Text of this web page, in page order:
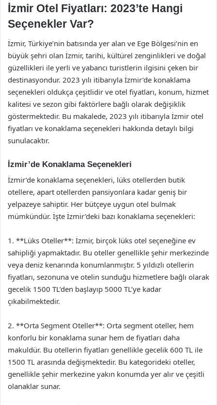
İzmir Otel Fiyatları: 2023’te Hangi
Seçenekler Var?
İzmir, Türkiye’nin batısında yer alan ve Ege Bölgesi’nin en
büyük şehri olan İzmir, tarihi, kültürel zenginlikleri ve doğal
güzellikleri ile yerli ve yabancı turistlerin ilgisini çeken bir
destinasyondur. 2023 yılı itibarıyla İzmir’de konaklama
seçenekleri oldukça çeşitlidir ve otel fiyatları, konum, hizmet
kalitesi ve sezon gibi faktörlere bağlı olarak değişiklik
göstermektedir. Bu makalede, 2023 yılı itibarıyla İzmir otel
fiyatları ve konaklama seçenekleri hakkında detaylı bilgi
sunulacaktır.
İzmir’de Konaklama Seçenekleri
İzmir’de konaklama seçenekleri, lüks otellerden butik
otellere, apart otellerden pansiyonlara kadar geniş bir
yelpazeye sahiptir. Her bütçeye uygun otel bulmak
mümkündür. İşte İzmir’deki bazı konaklama seçenekleri:
1. **Lüks Oteller**: İzmir, birçok lüks otel seçeneğine ev
sahipliği yapmaktadır. Bu oteller genellikle şehir merkezinde
veya deniz kenarında konumlanmıştır. 5 yıldızlı otellerin
fiyatları, sezonuna ve otelin sunduğu hizmetlere bağlı olarak
gecelik 1500 TL’den başlayıp 5000 TL’ye kadar
çıkabilmektedir.
2. **Orta Segment Oteller**: Orta segment oteller, hem
konforlu bir konaklama sunar hem de fiyatları daha
makuldür. Bu otellerin fiyatları genellikle gecelik 600 TL ile
1500 TL arasında değişmektedir. Bu kategorideki oteller,
genellikle şehir merkezine yakın konumda yer alır ve çeşitli
olanaklar sunar.